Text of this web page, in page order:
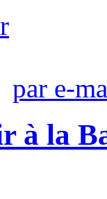
par e-
à la